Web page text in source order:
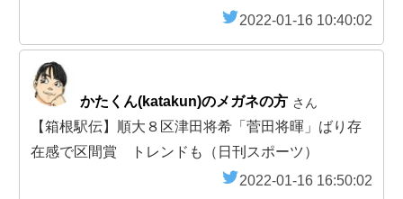
2022-01-16 10:40:02
かたくん(katakun)のメガネの方 さん
【箱根駅伝】順大８区津田将希「菅田将暉」ばり存
在感で区間賞 トレンドも（日刊スポーツ）
2022-01-16 16:50:02